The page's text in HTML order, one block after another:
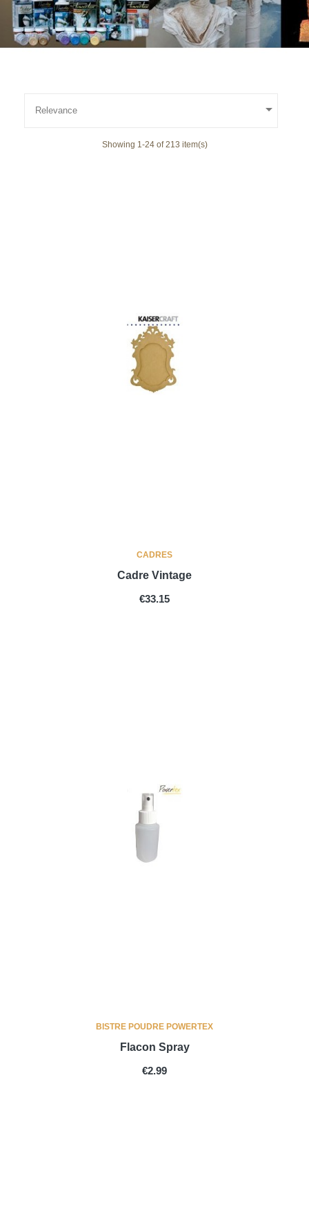
Relevance 
Showing 1-24 of 213 item(s)
CADRES
Cadre Vintage
PRICE
€33.15
BISTRE POUDRE POWERTEX
Flacon Spray
PRICE
€2.99